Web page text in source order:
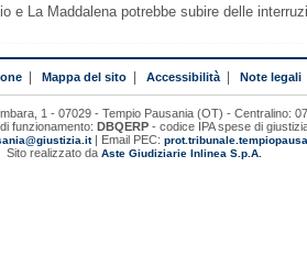
La Maddalena potrebbe subire delle
Mappa del sito Accessibilità Note legali
1 - 07029 - Tempio Pausania (OT) - Centralino:
funzionamento: DBQERP - codice IPA spese di
| Email PEC:
Sito realizzato da Aste Giudiziarie Inlinea S.p.A.